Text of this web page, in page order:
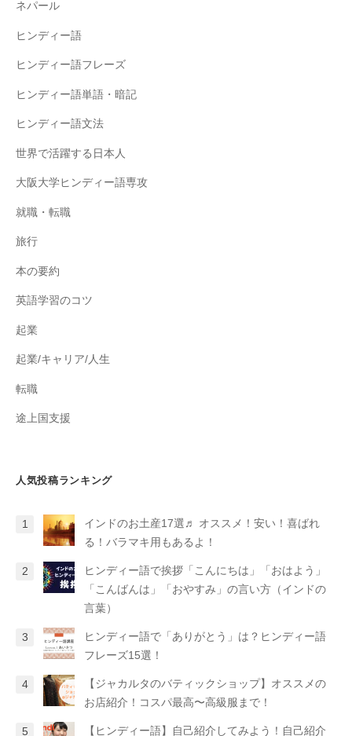
ネパール
ヒンディー語
ヒンディー語フレーズ
ヒンディー語単語・暗記
ヒンディー語文法
世界で活躍する日本人
大阪大学ヒンディー語専攻
就職・転職
旅行
本の要約
英語学習のコツ
起業
起業/キャリア/人生
転職
途上国支援
人気投稿ランキング
インドのお土産17選♬ オススメ！安い！喜ばれ
る！バラマキ用もあるよ！
ヒンディー語で挨拶「こんにちは」「おはよう」
「こんばんは」「おやすみ」の言い方（インドの
言葉）
ヒンディー語で「ありがとう」は？ヒンディー語
フレーズ15選！
【ジャカルタのバティックショップ】オススメの
お店紹介！コスパ最高〜高級服まで！
【ヒンディー語】自己紹介してみよう！自己紹介